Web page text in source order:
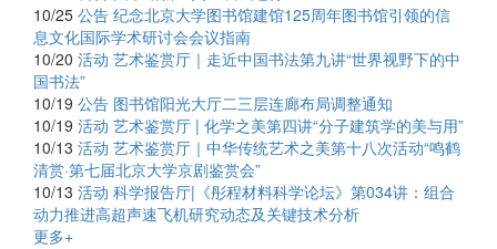
10/25 公告 纪念北京大学图书馆建馆125周年图书馆引领的信
息文化国际学术研讨会会议指南
10/20 活动 艺术鉴赏厅｜走近中国书法第九讲“世界视野下的中
国书法”
10/19 公告 图书馆阳光大厅二三层连廊布局调整通知
10/19 活动 艺术鉴赏厅 | 化学之美第四讲“分子建筑学的美与用”
10/13 活动 艺术鉴赏厅｜中华传统艺术之美第十八次活动“鸣鹤
清赏·第七届北京大学京剧鉴赏会”
10/13 活动 科学报告厅|《彤程材料科学论坛》第034讲：组合
动力推进高超声速飞机研究动态及关键技术分析
更多+